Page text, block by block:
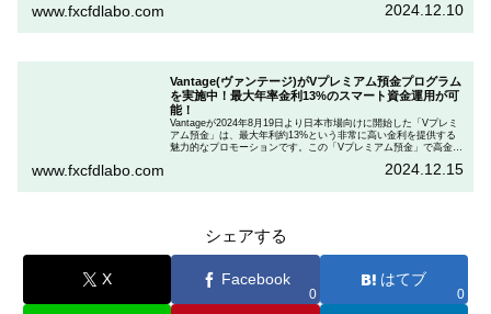
ます。さらに、TradingCultがほぼ定期的に実施している割引コー
www.fxcfdlabo.com 2024.12.10
Vantage(ヴァンテージ)がVプレミアム預金プログラム
を実施中！最大年率金利13%のスマート資金運用が可
能！
Vantageが2024年8月19日より日本市場向けに開始した「Vプレミ
アム預金」は、最大年利約13%という非常に高い金利を提供する
魅力的なプロモーションです。この「Vプレミアム預金」で高金利
「Vプレミアム預金」を行いたい人は、この記事をしっかりと読ん
www.fxcfdlabo.com 2024.12.15
シェアする
X Facebook
0
はてブ
0